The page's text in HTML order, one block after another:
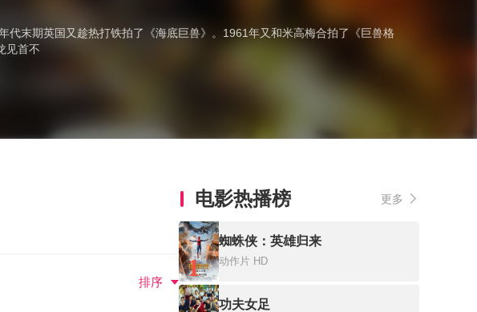
代末期英国又趁热打铁拍了《海底巨兽》。1961年又和米高梅合拍了《巨兽格
见首不
排序
电影热播榜 更多
1
蜘蛛侠：英雄归来
动作片 HD
功夫女足